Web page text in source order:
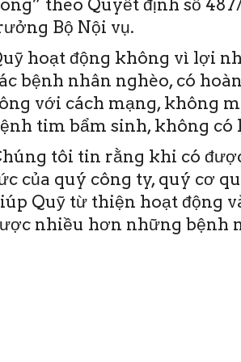
theo Quyết định số
Bộ Nội vụ.
hoạt động không vì lợi
bệnh nhân nghèo, có
với cách mạng, không
tim bẩm sinh, không
tôi tin rằng khi có
của quý công ty, quý cơ
Quỹ từ thiện hoạt động
nhiều hơn những bệnh